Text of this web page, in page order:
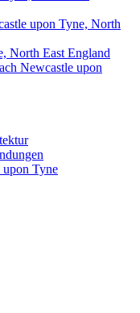
upon Tyne, North
North East England
Newcastle upon
upon Tyne